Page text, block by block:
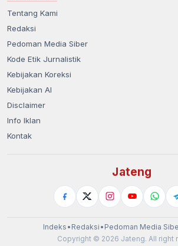
Tentang Kami
Redaksi
Pedoman Media Siber
Kode Etik Jurnalistik
Kebijakan Koreksi
Kebijakan AI
Disclaimer
Info Iklan
Kontak
Jateng
Indeks • Redaksi • Pedoman Media
Copyright © 2026 Jateng. All right